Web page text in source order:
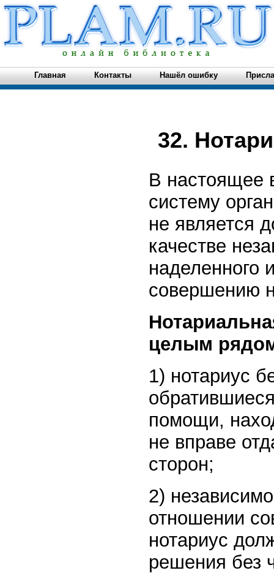
Главная Контакты Нашёл ошибку
32.
В настоящее
систему
не является
качестве
наделенного
совершению
целым
1) нотариус
помощи,
не вправе
сторон;
2)
отношении
нотариус
решения без